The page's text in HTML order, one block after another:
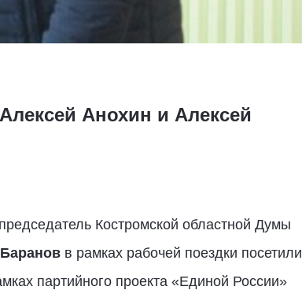
Анохин и Алексей
Костромской областной Думы
в рамках рабочей поездки посетили
партийного проекта «Единой России»